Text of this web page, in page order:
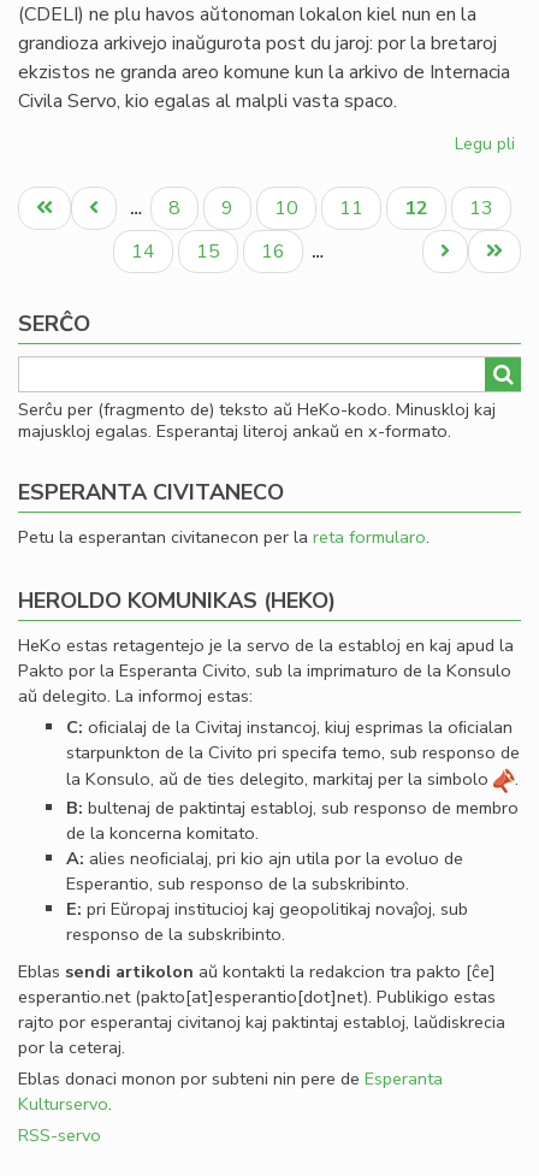
(CDELI) ne plu havos aŭtonoman lokalon kiel nun en la
grandioza arkivejo inaŭgurota post du jaroj: por la bretaroj
ekzistos ne granda areo komune kun la arkivo de Internacia
Civila Servo, kio egalas al malpli vasta spaco.
Legu pli
Pagination
Unua
paĝo
Antaŭa
paĝo
… Paĝo
8 Paĝo
9 Paĝo
10 Paĝo
11
Aktuala
paĝo
12 Paĝo
13
Paĝo
14 Paĝo
15 Paĝo
16 …
Last
page
Next
page
SERĈO
Serĉu per (fragmento de) teksto aŭ HeKo-kodo. Minuskloj kaj
majuskloj egalas. Esperantaj literoj ankaŭ en x-formato.
ESPERANTA CIVITANECO
Petu la esperantan civitanecon per la reta formularo.
HEROLDO KOMUNIKAS (HEKO)
HeKo estas retagentejo je la servo de la establoj en kaj apud la
Pakto por la Esperanta Civito, sub la imprimaturo de la Konsulo
aŭ delegito. La informoj estas:
C: oﬁcialaj de la Civitaj instancoj, kiuj esprimas la oﬁcialan
starpunkton de la Civito pri specifa temo, sub responso de
la Konsulo, aŭ de ties delegito, markitaj per la simbolo
.
B: bultenaj de paktintaj establoj, sub responso de membro
de la koncerna komitato.
A: alies neoﬁcialaj, pri kio ajn utila por la evoluo de
Esperantio, sub responso de la subskribinto.
E: pri Eŭropaj institucioj kaj geopolitikaj novaĵoj, sub
responso de la subskribinto.
Eblas sendi artikolon aŭ kontakti la redakcion tra pakto [ĉe]
esperantio.net(pakto[at]esperantio[dot]net). Publikigo estas
rajto por esperantaj civitanoj kaj paktintaj establoj, laŭdiskrecia
por la ceteraj.
Eblas donaci monon por subteni nin pere de Esperanta
Kulturservo.
RSS-servo